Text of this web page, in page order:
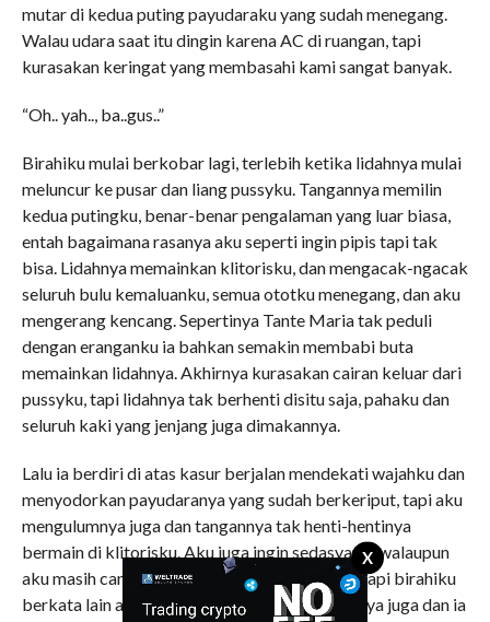
X
mutar di kedua puting payudaraku yang sudah menegang.
Walau udara saat itu dingin karena AC di ruangan, tapi
kurasakan keringat yang membasahi kami sangat banyak.
“Oh.. yah.., ba..gus..”
Birahiku mulai berkobar lagi, terlebih ketika lidahnya mulai
meluncur ke pusar dan liang pussyku. Tangannya memilin
kedua putingku, benar-benar pengalaman yang luar biasa,
entah bagaimana rasanya aku seperti ingin pipis tapi tak
bisa. Lidahnya memainkan klitorisku, dan mengacak-ngacak
seluruh bulu kemaluanku, semua ototku menegang, dan aku
mengerang kencang. Sepertinya Tante Maria tak peduli
dengan eranganku ia bahkan semakin membabi buta
memainkan lidahnya. Akhirnya kurasakan cairan keluar dari
pussyku, tapi lidahnya tak berhenti disitu saja, pahaku dan
seluruh kaki yang jenjang juga dimakannya.
Lalu ia berdiri di atas kasur berjalan mendekati wajahku dan
menyodorkan payudaranya yang sudah berkeriput, tapi aku
mengulumnya juga dan tangannya tak henti-hentinya
bermain di klitorisku. Aku juga ingin sedasyat ia walaupun
aku masih canggung untuk melakukan ini-itu. Tapi birahiku
berkata lain aku mulai menjilati seluruh tubuhnya juga dan ia